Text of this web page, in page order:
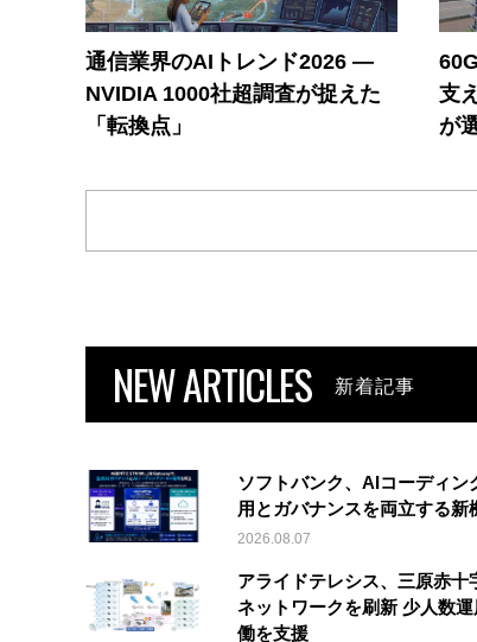
通信業界のAIトレンド2026 ―
NVIDIA 1000社超調査が捉えた
「転換点」
支
が
NEW ARTICLES 新着記事
ソフトバンク、AIコーディン
用とガバナンスを両立する新
2026.08.07
アライドテレシス、三原赤十
ネットワークを刷新 少人数
働を支援